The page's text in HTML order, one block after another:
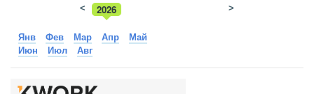
2026
2025
< >
Янв Фев Мар Апр
Май
Июн
Июл Авг